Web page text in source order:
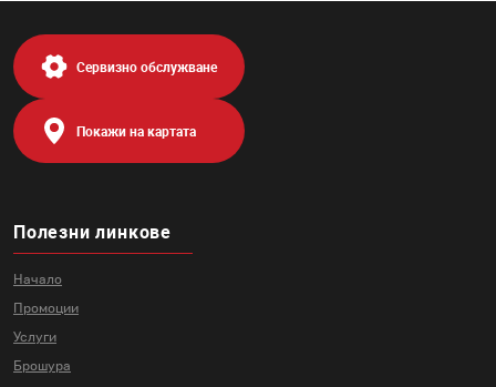
Полезни линкове
Начало
Промоции
Услуги
Брошура
Сервизно обслужване
Покажи на картата